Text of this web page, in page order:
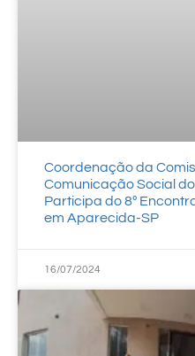
Coordenação da
Comunicação Social
Participa do 8º
em Aparecida-SP
16/07/2024